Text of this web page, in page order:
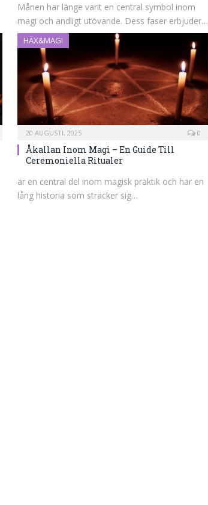
Månen har länge varit en central symbol inom
magi och andligt utövande. Dess faser erbjuder…
HÄX&MAGI
20 AUGUSTI, 2025 0
Åkallan Inom Magi – En Guide Till
Ceremoniella Ritualer
är en central del inom magisk praktik och har en
lång historia som sträcker sig…